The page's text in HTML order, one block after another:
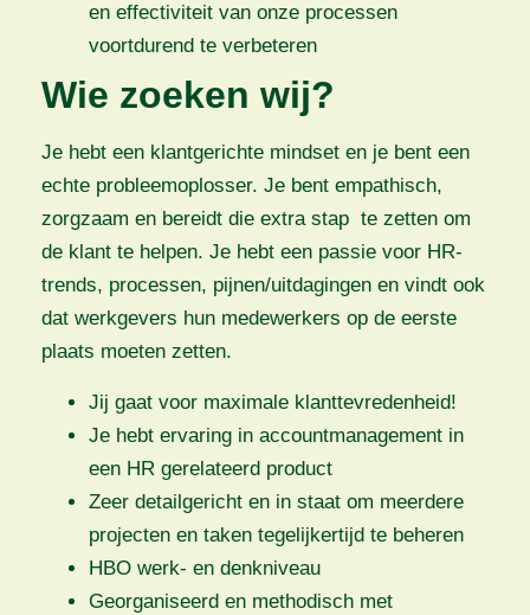
en effectiviteit van onze processen
voortdurend te verbeteren
Wie zoeken wij?
Je hebt een klantgerichte mindset en je bent een
echte probleemoplosser. Je bent empathisch,
zorgzaam en bereidt die extra stap te zetten om
de klant te helpen. Je hebt een passie voor HR-
trends, processen, pijnen/uitdagingen en vindt ook
dat werkgevers hun medewerkers op de eerste
plaats moeten zetten.
Jij gaat voor maximale klanttevredenheid!
Je hebt ervaring in accountmanagement in
een HR gerelateerd product
Zeer detailgericht en in staat om meerdere
projecten en taken tegelijkertijd te beheren
HBO werk- en denkniveau
Georganiseerd en methodisch met